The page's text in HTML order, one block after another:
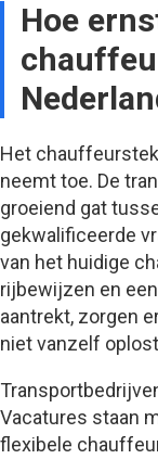
Hoe
Het
neemt toe. De
groeiend gat
gekwalificeerde
van het huidige
rijbewijzen en
aantrekt, zorgen
niet vanzelf
Vacatures staan
flexibele